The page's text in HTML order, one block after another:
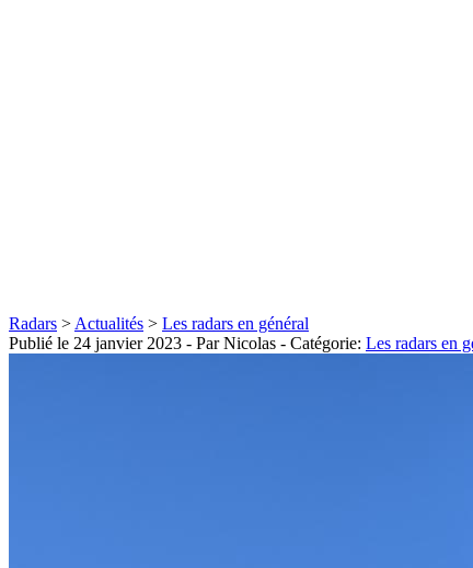
Radars > Actualités > Les radars en général
Publié le 24 janvier 2023 - Par Nicolas - Catégorie: Les radars en